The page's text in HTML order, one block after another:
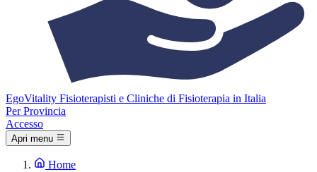
EgoVitality Fisioterapisti e Cliniche di Fisioterapia in Italia
Per Provincia
Accesso
Apri menu
Home